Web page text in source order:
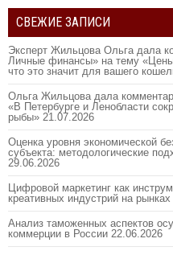
СВЕЖИЕ ЗАПИСИ
Эксперт Жильцова Ольга дала
Личные финансы» на тему «Цены
что это значит для вашего
Ольга Жильцова дала
«В Петербурге и Ленобласти
рыбы» 21.07.2026
Оценка уровня экономической
субъекта: методологические
29.06.2026
Цифровой маркетинг как
креативных индустрий на
Анализ таможенных аспектов
коммерции в России 22.06.2026